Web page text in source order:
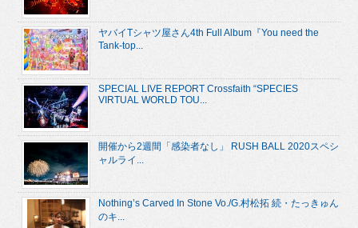
ヤバイTシャツ屋さん4th Full Album『You need the
Tank-top...
SPECIAL LIVE REPORT Crossfaith “SPECIES
VIRTUAL WORLD TOU...
開催から2週間「感染者なし」 RUSH BALL 2020スペシ
ャルライ...
Nothing’s Carved In Stone Vo./G.村松拓 続・たっきゅん
のキ...